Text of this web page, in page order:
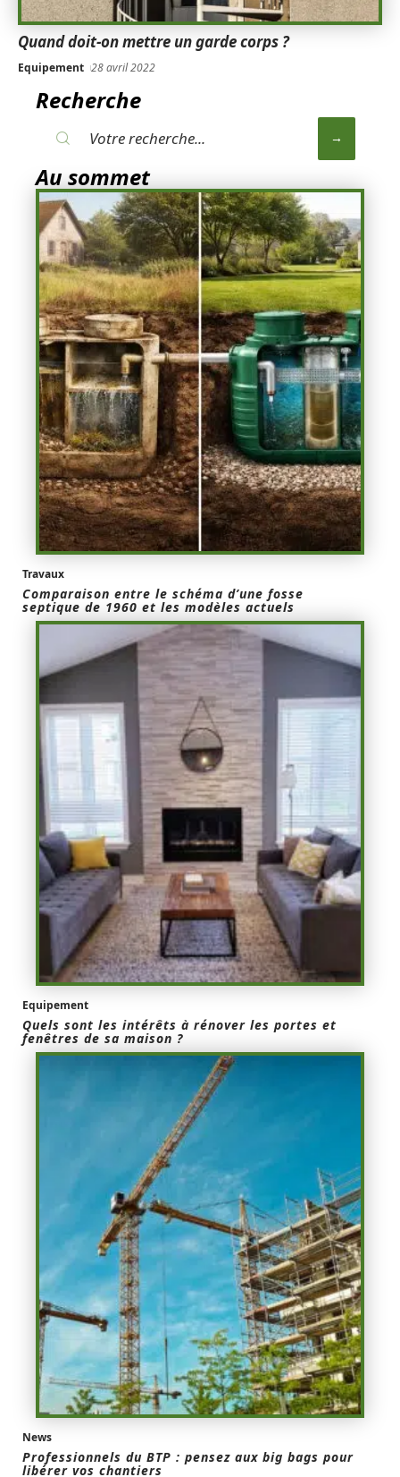
Quand doit-on mettre un garde corps ?
Equipement 28 avril 2022
Recherche
Au sommet
Travaux
Comparaison entre le schéma d’une fosse
septique de 1960 et les modèles actuels
Equipement
Quels sont les intérêts à rénover les portes et
fenêtres de sa maison ?
News
Professionnels du BTP : pensez aux big bags pour
libérer vos chantiers